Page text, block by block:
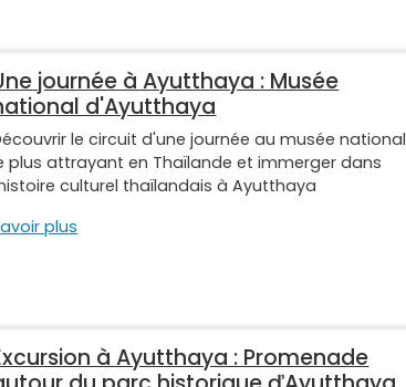
journée à Ayutthaya : Musée
d'Ayutthaya
le circuit d'une journée au musée national
plus attrayant en Thaïlande et immerger dans
culturel thaïlandais à Ayutthaya
plus
à Ayutthaya : Promenade